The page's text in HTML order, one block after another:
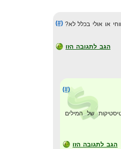
(#) או אולי בכלל לא?
הגב לתגובה הזו
(#)
של המילים
הגב לתגובה הזו